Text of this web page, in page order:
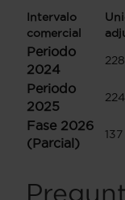
Intervalo
comercial
Periodo
2024
Periodo
2025
Fase 2026
(Parcial)